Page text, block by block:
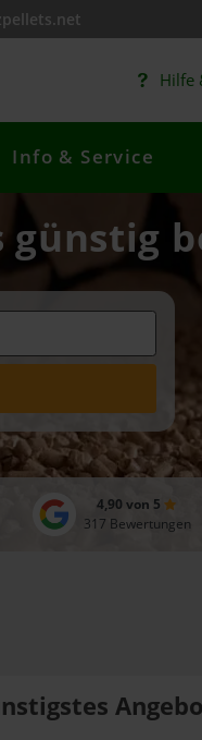
Hilfe
Info & Service
günstig
4,90 von 5
317 Bewertungen